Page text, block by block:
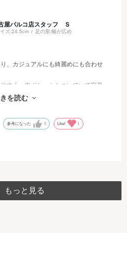
屋パルコ店スタッフ Ｓ
ズ:24.5cm 足の形:幅が広め
、カジュアルにも綺麗めにも合わせ
すく、内ポケットもついていて容量
やすいです。
を読む
参考になった 0 Like! 1
もっと見る